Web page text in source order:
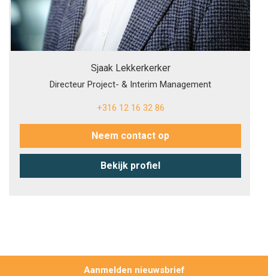
Sjaak Lekkerkerker
Directeur Project- & Interim Management
+316 12 16 32 86
Neem contact op
Bekijk profiel
Aanmelden